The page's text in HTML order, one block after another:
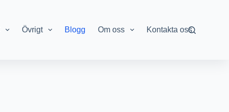
Övrigt Blogg Om oss Kontakta oss